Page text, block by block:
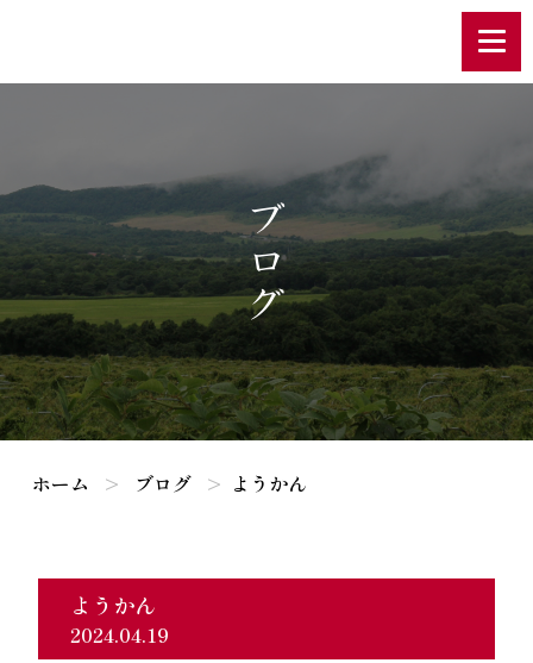
ブログ
ホーム ブログ ようかん
ようかん
2024.04.19